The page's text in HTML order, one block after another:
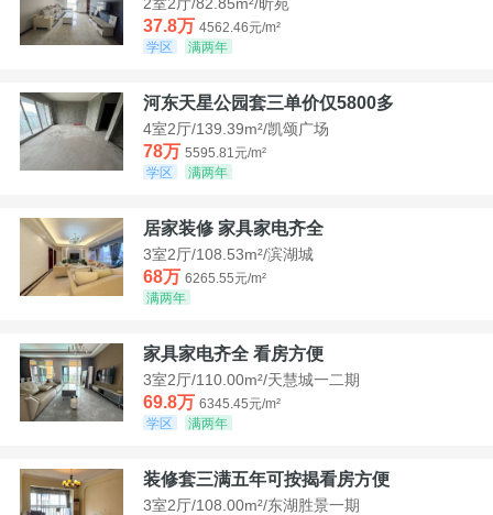
2室2厅/82.85m²/昕苑
37.8万 4562.46元/m²
学区
满两年
河东天星公园套三单价仅5800多
4室2厅/139.39m²/凯颂广场
78万 5595.81元/m²
学区
满两年
居家装修 家具家电齐全
3室2厅/108.53m²/滨湖城
68万 6265.55元/m²
满两年
家具家电齐全 看房方便
3室2厅/110.00m²/天慧城一二期
69.8万 6345.45元/m²
学区
满两年
装修套三满五年可按揭看房方便
3室2厅/108.00m²/东湖胜景一期